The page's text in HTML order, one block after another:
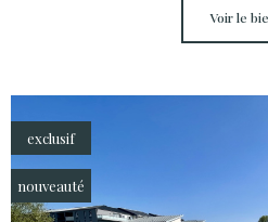
voir le
exclusif
nouveauté